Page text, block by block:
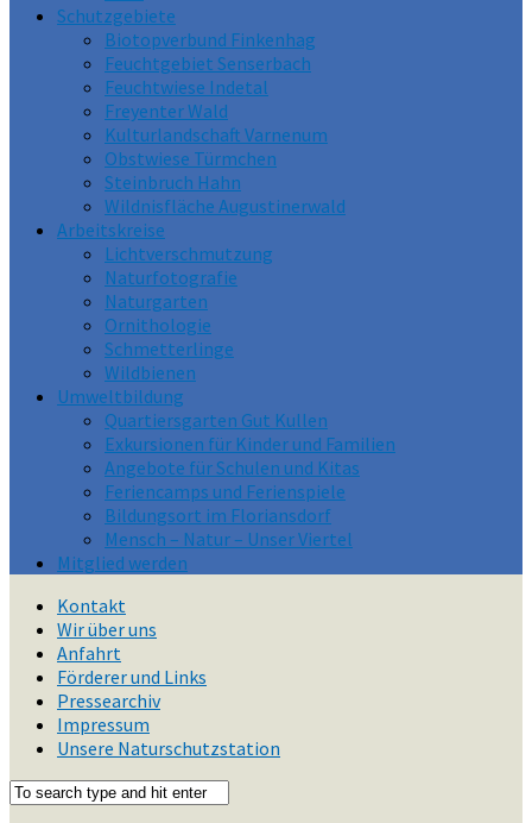
Schutzgebiete
Biotopverbund Finkenhag
Feuchtgebiet Senserbach
Feuchtwiese Indetal
Freyenter Wald
Kulturlandschaft Varnenum
Obstwiese Türmchen
Steinbruch Hahn
Wildnisfläche Augustinerwald
Arbeitskreise
Lichtverschmutzung
Naturfotografie
Naturgarten
Ornithologie
Schmetterlinge
Wildbienen
Umweltbildung
Quartiersgarten Gut Kullen
Exkursionen für Kinder und Familien
Angebote für Schulen und Kitas
Feriencamps und Ferienspiele
Bildungsort im Floriansdorf
Mensch – Natur – Unser Viertel
Mitglied werden
Kontakt
Wir über uns
Anfahrt
Förderer und Links
Pressearchiv
Impressum
Unsere Naturschutzstation